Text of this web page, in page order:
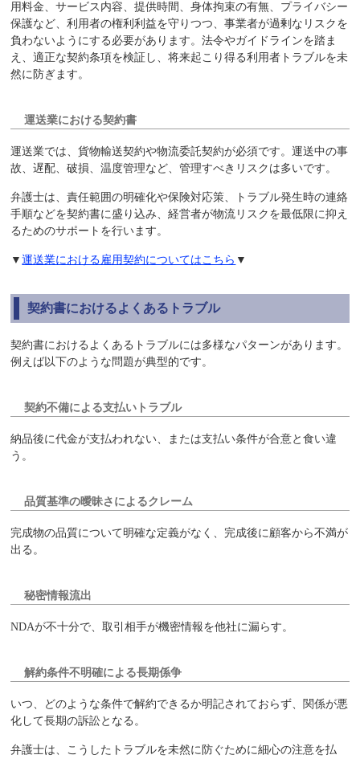
用料金、サービス内容、提供時間、身体拘束の有無、プライバシー
保護など、利用者の権利利益を守りつつ、事業者が過剰なリスクを
負わないようにする必要があります。法令やガイドラインを踏ま
え、適正な契約条項を検証し、将来起こり得る利用者トラブルを未
然に防ぎます。
運送業における契約書
運送業では、貨物輸送契約や物流委託契約が必須です。運送中の事
故、遅配、破損、温度管理など、管理すべきリスクは多いです。
弁護士は、責任範囲の明確化や保険対応策、トラブル発生時の連絡
手順などを契約書に盛り込み、経営者が物流リスクを最低限に抑え
るためのサポートを行います。
▼運送業における雇用契約についてはこちら ▼
契約書におけるよくあるトラブル
契約書におけるよくあるトラブルには多様なパターンがあります。
例えば以下のような問題が典型的です。
契約不備による支払いトラブル
納品後に代金が支払われない、または支払い条件が合意と食い違
う。
品質基準の曖昧さによるクレーム
完成物の品質について明確な定義がなく、完成後に顧客から不満が
出る。
秘密情報流出
NDAが不十分で、取引相手が機密情報を他社に漏らす。
解約条件不明確による長期係争
いつ、どのような条件で解約できるか明記されておらず、関係が悪
化して長期の訴訟となる。
弁護士は、こうしたトラブルを未然に防ぐために細心の注意を払